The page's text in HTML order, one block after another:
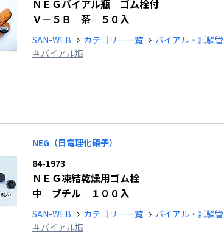
ＮＥＧバイアル瓶 ゴム栓付
Ｖ－５Ｂ 茶 ５０入
SAN-WEB カテゴリー一覧
バイアル・試験管
＃バイアル瓶
NEG（日電理化硝子）
84-1973
ＮＥＧ凍結乾燥用ゴム栓
中 ブチル １００入
SAN-WEB カテゴリー一覧
バイアル・試験管
＃バイアル瓶